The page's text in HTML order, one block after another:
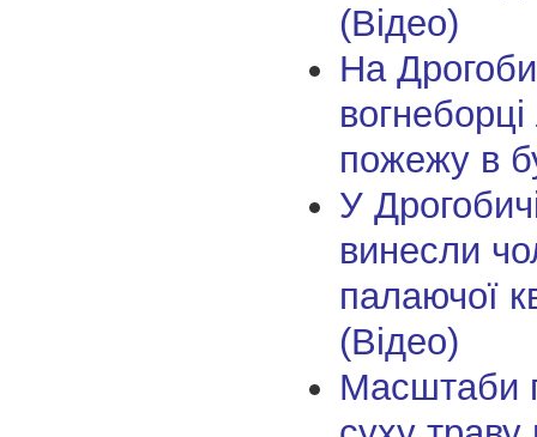
(Відео)
На
вогнеборці
пожежу в
У
винесли
палаючої
(Відео)
Масштаби